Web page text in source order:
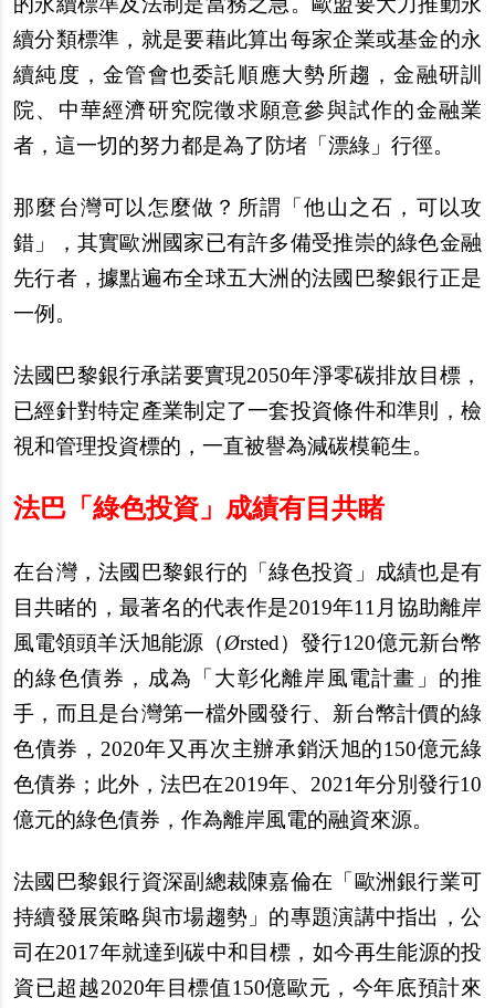
續分類標準，就是要藉此算出每家企業或基金的永
續純度，金管會也委託順應大勢所趨，金融研訓
院、中華經濟研究院徵求願意參與試作的金融業
者，這一切的努力都是為了防堵「漂綠」行徑。
那麼台灣可以怎麼做？所謂「他山之石，可以攻
錯」，其實歐洲國家已有許多備受推崇的綠色金融
先行者，據點遍布全球五大洲的法國巴黎銀行正是
一例。
法國巴黎銀行承諾要實現2050年淨零碳排放目標，
已經針對特定產業制定了一套投資條件和準則，檢
視和管理投資標的，一直被譽為減碳模範生。
法巴「綠色投資」成績有目共睹
在台灣，法國巴黎銀行的「綠色投資」成績也是有
目共睹的，最著名的代表作是2019年11月協助離岸
風電領頭羊沃旭能源（Ørsted）發行120億元新台幣
的綠色債券，成為「大彰化離岸風電計畫」的推
手，而且是台灣第一檔外國發行、新台幣計價的綠
色債券，2020年又再次主辦承銷沃旭的150億元綠
色債券；此外，法巴在2019年、2021年分別發行10
億元的綠色債券，作為離岸風電的融資來源。
法國巴黎銀行資深副總裁陳嘉倫在「歐洲銀行業可
持續發展策略與市場趨勢」的專題演講中指出，公
司在2017年就達到碳中和目標，如今再生能源的投
資已超越2020年目標值150億歐元，今年底預計來